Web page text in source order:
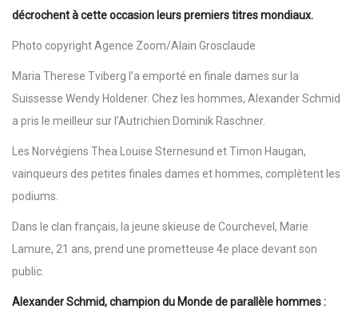
décrochent à cette occasion leurs premiers titres mondiaux.
Photo copyright Agence Zoom/Alain Grosclaude
Maria Therese Tviberg l’a emporté en finale dames sur la
Suissesse Wendy Holdener. Chez les hommes, Alexander Schmid
a pris le meilleur sur l’Autrichien Dominik Raschner.
Les Norvégiens Thea Louise Sternesund et Timon Haugan,
vainqueurs des petites finales dames et hommes, complètent les
podiums.
Dans le clan français, la jeune skieuse de Courchevel, Marie
Lamure, 21 ans, prend une prometteuse 4e place devant son
public.
Alexander Schmid, champion du Monde de parallèle hommes :